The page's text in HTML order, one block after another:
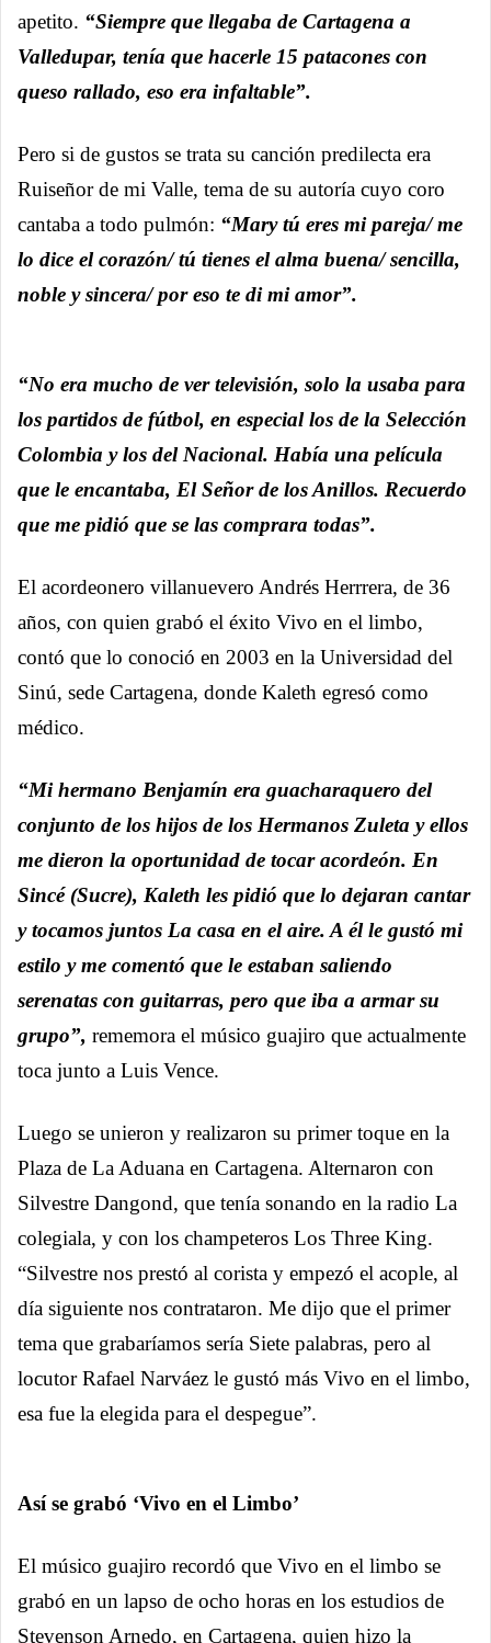
apetito. “Siempre que llegaba de Cartagena a
Valledupar, tenía que hacerle 15 patacones con
queso rallado, eso era infaltable”.
Pero si de gustos se trata su canción predilecta era
Ruiseñor de mi Valle, tema de su autoría cuyo coro
cantaba a todo pulmón: “Mary tú eres mi pareja/ me
lo dice el corazón/ tú tienes el alma buena/ sencilla,
noble y sincera/ por eso te di mi amor”.
“No era mucho de ver televisión, solo la usaba para
los partidos de fútbol, en especial los de la Selección
Colombia y los del Nacional. Había una película
que le encantaba, El Señor de los Anillos. Recuerdo
que me pidió que se las comprara todas”.
El acordeonero villanuevero Andrés Herrrera, de 36
años, con quien grabó el éxito Vivo en el limbo,
contó que lo conoció en 2003 en la Universidad del
Sinú, sede Cartagena, donde Kaleth egresó como
médico.
“Mi hermano Benjamín era guacharaquero del
conjunto de los hijos de los Hermanos Zuleta y ellos
me dieron la oportunidad de tocar acordeón. En
Sincé (Sucre), Kaleth les pidió que lo dejaran cantar
y tocamos juntos La casa en el aire. A él le gustó mi
estilo y me comentó que le estaban saliendo
serenatas con guitarras, pero que iba a armar su
grupo”, rememora el músico guajiro que actualmente
toca junto a Luis Vence.
Luego se unieron y realizaron su primer toque en la
Plaza de La Aduana en Cartagena. Alternaron con
Silvestre Dangond, que tenía sonando en la radio La
colegiala, y con los champeteros Los Three King.
“Silvestre nos prestó al corista y empezó el acople, al
día siguiente nos contrataron. Me dijo que el primer
tema que grabaríamos sería Siete palabras, pero al
locutor Rafael Narváez le gustó más Vivo en el limbo,
esa fue la elegida para el despegue”.
Así se grabó ‘Vivo en el Limbo’
El músico guajiro recordó que Vivo en el limbo se
grabó en un lapso de ocho horas en los estudios de
Stevenson Arnedo, en Cartagena, quien hizo la